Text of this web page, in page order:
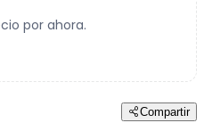
por ahora.
Compartir